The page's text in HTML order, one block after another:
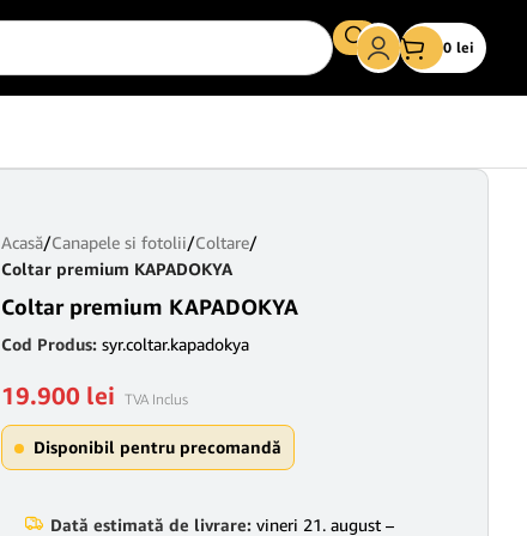
0 lei
Acasă/Canapele si fotolii/Coltare/
Coltar premium KAPADOKYA
Coltar premium KAPADOKYA
Cod Produs: syr.coltar.kapadokya
19.900 lei TVA Inclus
Disponibil pentru precomandă
Dată estimată de livrare: vineri 21. august –